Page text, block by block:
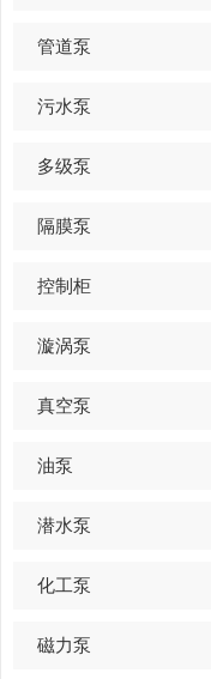
管道泵
污水泵
多级泵
隔膜泵
控制柜
漩涡泵
真空泵
油泵
潜水泵
化工泵
磁力泵